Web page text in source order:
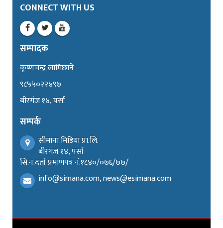
CONNECT WITH US
सम्पादक
कृष्णचन्द्र लामिछाने
९८५५०२२४९७
बीरगंज १४, पर्सा
सम्पर्क
सीमाना मिडिया प्रा.लि.
बीरगंज १४, पर्सा
सि.न.दर्ता प्रमाणपत्र नं.१८४०/०७६/७७/
info@simana.com, news@esimana.com